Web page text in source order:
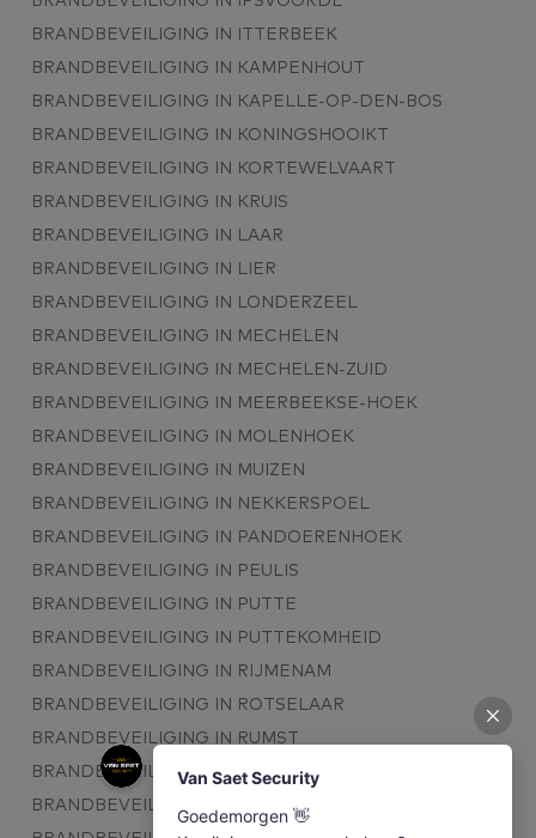
BRANDBEVEILIGING IN ITTERBEEK
BRANDBEVEILIGING IN KAMPENHOUT
BRANDBEVEILIGING IN KAPELLE-OP-DEN-BOS
BRANDBEVEILIGING IN KONINGSHOOIKT
BRANDBEVEILIGING IN KORTEWELVAART
BRANDBEVEILIGING IN KRUIS
BRANDBEVEILIGING IN LAAR
BRANDBEVEILIGING IN LIER
BRANDBEVEILIGING IN LONDERZEEL
BRANDBEVEILIGING IN MECHELEN
BRANDBEVEILIGING IN MECHELEN-ZUID
BRANDBEVEILIGING IN MEERBEEKSE-HOEK
BRANDBEVEILIGING IN MOLENHOEK
BRANDBEVEILIGING IN MUIZEN
BRANDBEVEILIGING IN NEKKERSPOEL
BRANDBEVEILIGING IN PANDOERENHOEK
BRANDBEVEILIGING IN PEULIS
BRANDBEVEILIGING IN PUTTE
BRANDBEVEILIGING IN PUTTEKOMHEID
BRANDBEVEILIGING IN RIJMENAM
BRANDBEVEILIGING IN ROTSELAAR
BRANDBEVEILIGING IN RUMST
BRANDBEVEILIGING IN SCHIPLAKEN
BRANDBEVEILIGING IN SINT-KATELIJNE-WAVER